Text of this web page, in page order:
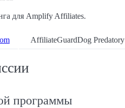
для Amplify Affiliates.
AffiliateGuardDog Predatory
программы